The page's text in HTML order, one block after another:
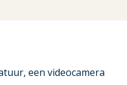
een videocamera